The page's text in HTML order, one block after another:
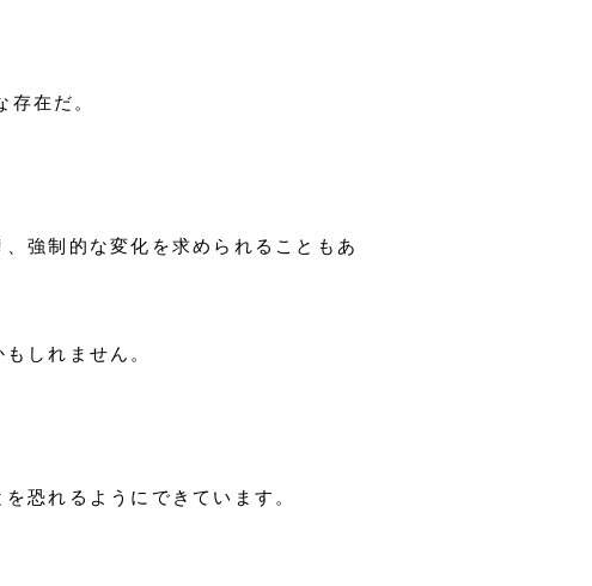
在だ。
強制的な変化を求められることもあ
しれません。
恐れるようにできています。